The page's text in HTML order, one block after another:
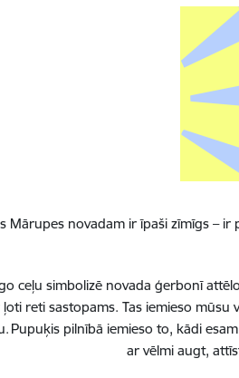
Mārupes novadam ir īpaši zīmīgs –
ceļu simbolizē novada ģerbonī
ļoti reti sastopams. Tas iemieso
Pupuķis pilnībā iemieso to, kādi
ar vēlmi augt,